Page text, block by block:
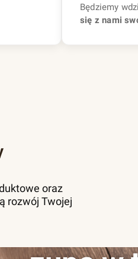
Będziemy
się z nami
oraz
rozwój Twojej